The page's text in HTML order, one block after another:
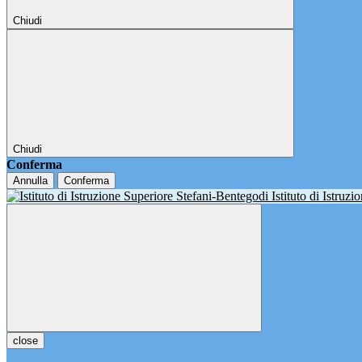
Chiudi
Chiudi
Conferma
Annulla Conferma
Istituto di
close